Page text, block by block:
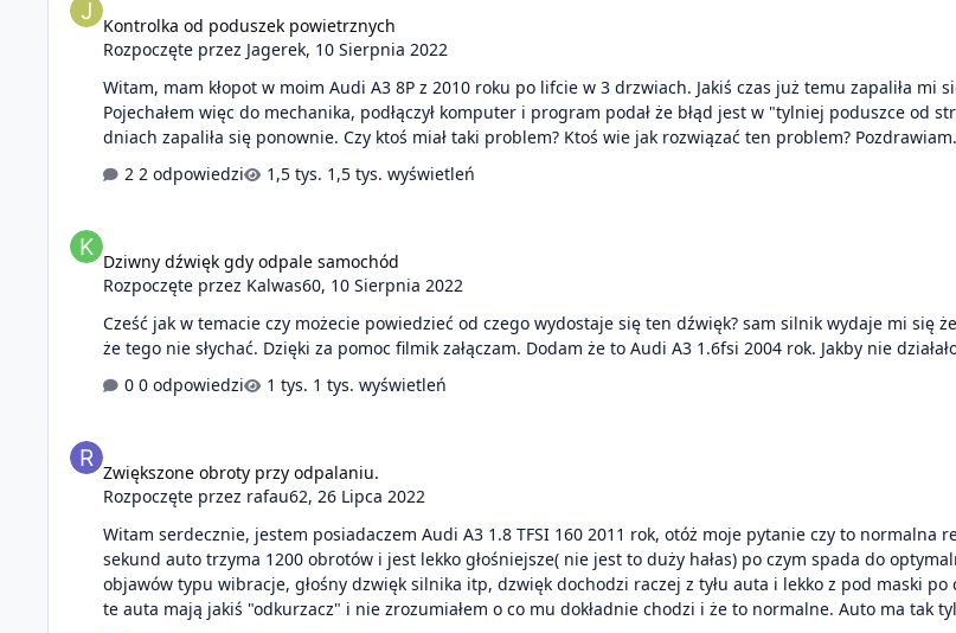
Kontrolka od poduszek powietrznych
Rozpoczęte przez Jagerek, 10 Sierpnia 2022
Witam, mam kłopot w moim Audi A3 8P z 2010 roku po lifcie w 3 drzwiach. Jakiś czas już temu zapaliła mi się kontrolka od poduszek powietrznych i nie chciała zniknąć.
Pojechałem więc do mechanika, podłączył komputer i program podał że błąd jest w "tylniej poduszce od strony
dniach zapaliła się ponownie. Czy ktoś miał taki problem? Ktoś wie jak rozwiązać ten problem? Pozdrawiam.
2 odpowiedzi
1,5 tys. wyświetleń
Dziwny dźwięk gdy odpale samochód
Rozpoczęte przez Kalwas60, 10 Sierpnia 2022
Cześć jak w temacie czy możecie powiedzieć od czego wydostaje się ten dźwięk? sam silnik wydaje mi się
0 odpowiedzi
1 tys. wyświetleń
Zwiększone obroty przy odpalaniu.
Rozpoczęte przez rafau62, 26 Lipca 2022
Witam serdecznie, jestem posiadaczem Audi A3 1.8 TFSI 160 2011 rok, otóż moje pytanie czy to
sekund auto trzyma 1200 obrotów i jest lekko głośniejsze( nie jest to duży hałas) po czym spada do
objawów typu wibracje, głośny dzwięk silnika itp, dzwięk dochodzi raczej z tyłu auta i lekko z pod maski
te auta mają jakiś "odkurzacz" i nie zrozumiałem o co mu dokładnie chodzi i że to normalne. Auto ma tak